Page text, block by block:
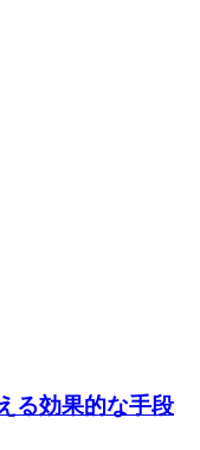
る効果的な手段